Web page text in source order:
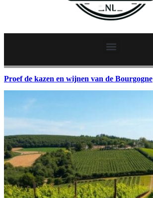
Proef de kazen en wijnen van de Bourgogne